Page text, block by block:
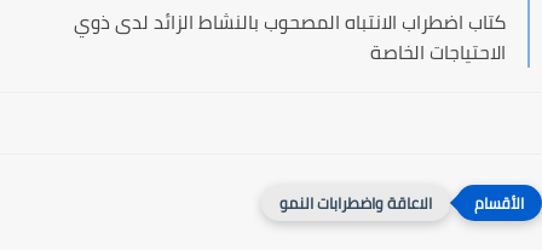
كتاب اضطراب الانتباه المصحوب بالنشاط الزائد لدى ذوي
الاحتياجات الخاصة
الاعاقة واضطرابات النمو